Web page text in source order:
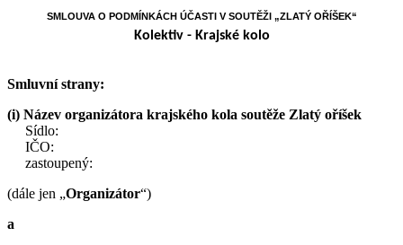
SMLOUVA O PODMÍNKÁCH ÚČASTI V SOUTĚŽI „ZLATÝ OŘÍŠEK“
Kolektiv - Krajské kolo
Smluvní strany:
(i) Název organizátora krajského kola soutěže Zlatý oříšek
Sídlo:
IČO:
zastoupený:
(dále jen „Organizátor“)
a